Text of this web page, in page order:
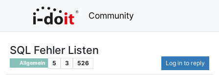
Community
SQL Fehler Listen
Allgemein 5 3 526 Log in to reply